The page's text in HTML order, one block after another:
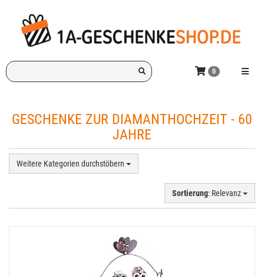
Hauptinhalt
springen
Ich
suche
für:
Menü
0
GESCHENKE ZUR DIAMANTHOCHZEIT - 60
JAHRE
Weitere Kategorien durchstöbern
Sortierung: Relevanz